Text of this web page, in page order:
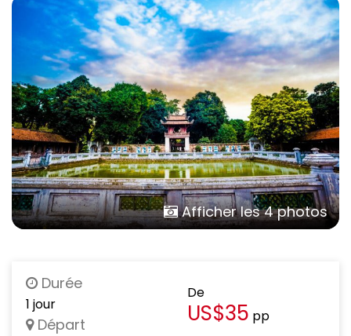
Afficher les 4 photos
Durée
1 jour
Départ
De
US$35 pp